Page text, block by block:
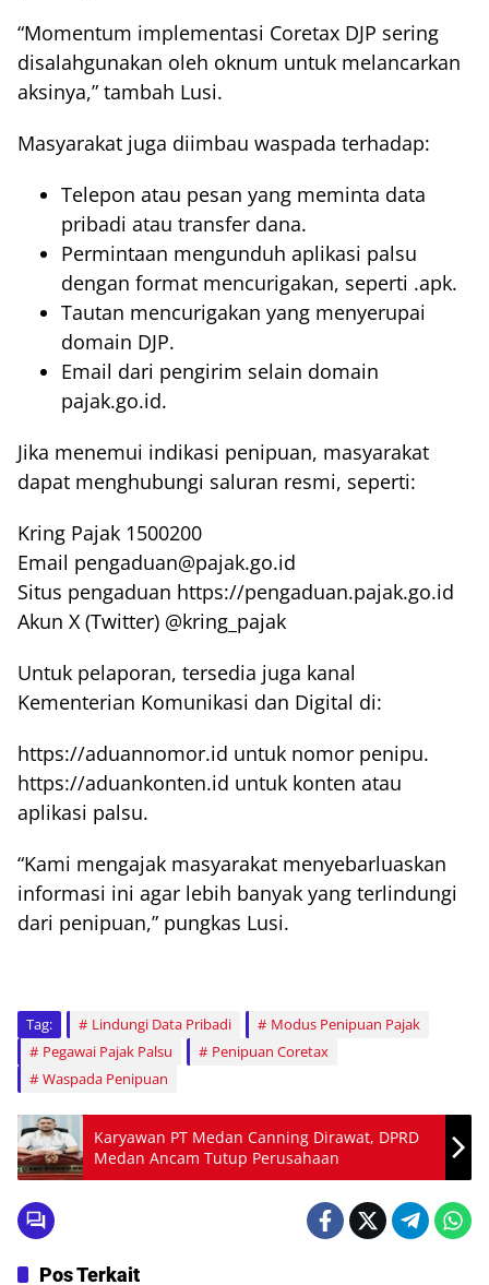
“Momentum implementasi Coretax DJP sering
disalahgunakan oleh oknum untuk melancarkan
aksinya,” tambah Lusi.
Masyarakat juga diimbau waspada terhadap:
Telepon atau pesan yang meminta data
pribadi atau transfer dana.
Permintaan mengunduh aplikasi palsu
dengan format mencurigakan, seperti .apk.
Tautan mencurigakan yang menyerupai
domain DJP.
Email dari pengirim selain domain
pajak.go.id.
Jika menemui indikasi penipuan, masyarakat
dapat menghubungi saluran resmi, seperti:
Kring Pajak 1500200
Email pengaduan@pajak.go.id
Situs pengaduan https://pengaduan.pajak.go.id
Akun X (Twitter) @kring_pajak
Untuk pelaporan, tersedia juga kanal
Kementerian Komunikasi dan Digital di:
https://aduannomor.id untuk nomor penipu.
https://aduankonten.id untuk konten atau
aplikasi palsu.
“Kami mengajak masyarakat menyebarluaskan
informasi ini agar lebih banyak yang terlindungi
dari penipuan,” pungkas Lusi.
Tag: Lindungi Data Pribadi
Modus Penipuan Pajak
Pegawai Pajak Palsu
Penipuan Coretax
Waspada Penipuan
Karyawan PT Medan Canning Dirawat, DPRD
Medan Ancam Tutup Perusahaan
Pos Terkait